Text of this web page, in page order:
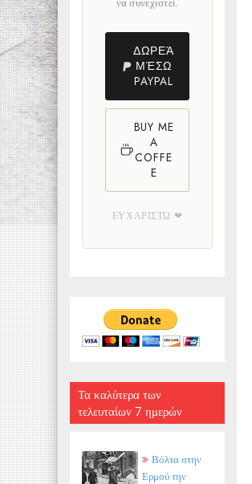
ΔΩΡΕΆ
ΜΈΣΩ
PAYPAL
BUY ME
A
COFFE
E
ΕΥΧΑΡΙΣΤΏ ❤
Τα καλύτερα των
τελευταίων 7 ημερών
Βόλτα στην
Ερμού την